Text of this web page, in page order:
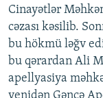
Cinayətlər
cəzası kəsilib.
bu hökmü ləğv
bu qərardan Ali
apellyasiya
yenidən Gəncə